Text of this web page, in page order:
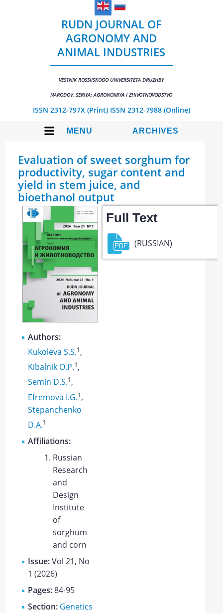
RUDN JOURNAL OF
AGRONOMY AND
ANIMAL INDUSTRIES
VESTNIK ROSSIISKOGO UNIVERSITETA DRUZHBY
NARODOV. SERIYA: AGRONOMIYA I ZHIVOTNOVODSTVO
ISSN 2312-797X (Print) ISSN 2312-7988 (Online)
MENU ARCHIVES
Evaluation of sweet sorghum for
productivity, sugar content and
yield in stem juice, and
bioethanol output
Authors:
Kukoleva S.S.1,
Kibalnik O.P.1,
Semin D.S.1,
Efremova I.G.1,
Stepanchenko
D.A.1
Affiliations:
Russian
Rеsearch
and
Design
Institutе
of
sоrghum
and cоrn
Issue:Vol 21, No
1 (2026)
Pages:84-95
Section: Genetics
Full Text
(RUSSIAN)